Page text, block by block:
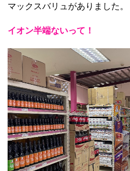
マックスバリュがありました。
イオン半端ないって！